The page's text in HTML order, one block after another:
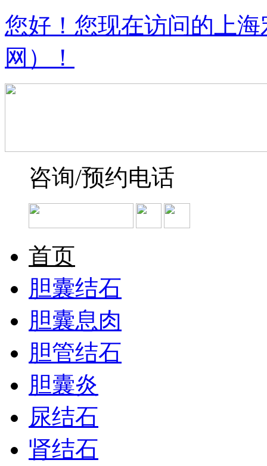
您好！您现在访问的上
网）！
咨询/预约电话
首页
胆囊结石
胆囊息肉
胆管结石
胆囊炎
尿结石
肾结石